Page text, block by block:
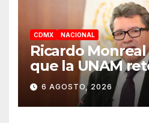
CDMX NACIONAL
Ricardo
que la UNAM
normalidad e
semestre
diálogo
6 AGOSTO, 2026